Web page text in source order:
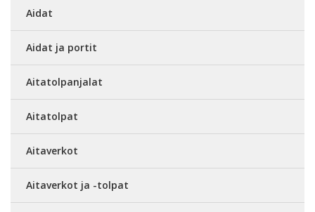
Aidat
Aidat ja portit
Aitatolpanjalat
Aitatolpat
Aitaverkot
Aitaverkot ja -tolpat